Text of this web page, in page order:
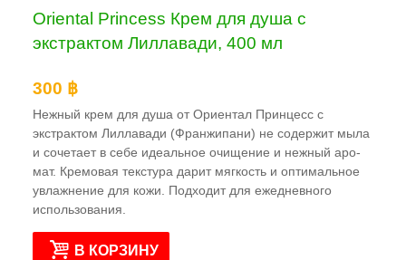
Oriental Princess Крем для душа с
экстрактом Лиллавади, 400 мл
300 ฿
Нежный крем для душа от Ориентал Принцесс с
экстрактом Лиллавади (Франжипани) не содержит мыла
и соче­тает в себе идеальное очи­щение и нежный аро­
мат. Кремовая тексту­ра дарит мягкость и опти­мальное
увлажнение для кожи. Подхо­дит для ежедневно­го
использования.
В КОРЗИНУ